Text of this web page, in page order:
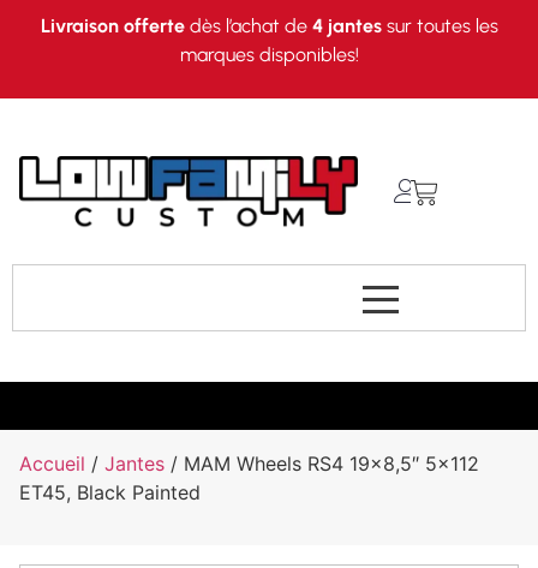
Livraison offertedès l’achat de 4 jantessur toutes les
marques disponibles!
Accueil / Jantes / MAM Wheels RS4 19×8,5″ 5×112
ET45, Black Painted